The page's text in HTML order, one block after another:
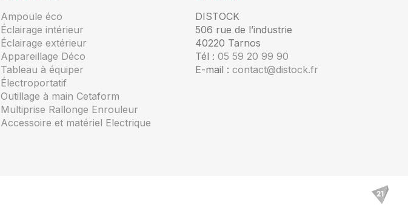
Ampoule éco
Éclairage intérieur
Éclairage extérieur
Appareillage Déco
Tableau à équiper
Électroportatif
Outillage à main Cetaform
Multiprise Rallonge Enrouleur
Accessoire et matériel Electrique
DISTOCK
506 rue de l’industrie
40220 Tarnos
Tél : 05 59 20 99 90
E-mail : contact@distock.fr